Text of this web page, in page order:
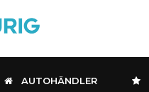
AUTOHÄNDLER